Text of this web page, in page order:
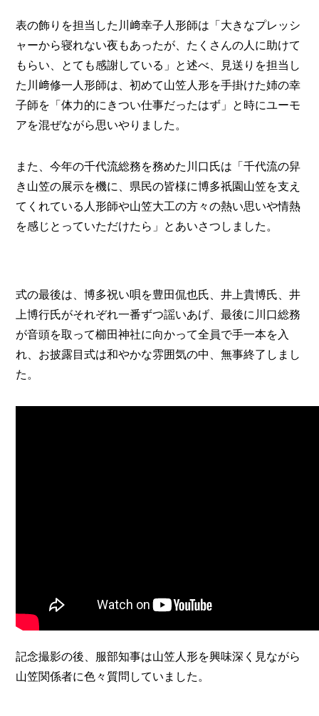
表の飾りを担当した川﨑幸子人形師は「大きなプレッシ
ャーから寝れない夜もあったが、たくさんの人に助けて
もらい、とても感謝している」と述べ、見送りを担当し
た川﨑修一人形師は、初めて山笠人形を手掛けた姉の幸
子師を「体力的にきつい仕事だったはず」と時にユーモ
アを混ぜながら思いやりました。
また、今年の千代流総務を務めた川口氏は「千代流の舁
き山笠の展示を機に、県民の皆様に博多祇園山笠を支え
てくれている人形師や山笠大工の方々の熱い思いや情熱
を感じとっていただけたら」とあいさつしました。
式の最後は、博多祝い唄を豊田侃也氏、井上貴博氏、井
上博行氏がそれぞれ一番ずつ謡いあげ、最後に川口総務
が音頭を取って櫛田神社に向かって全員で手一本を入
れ、お披露目式は和やかな雰囲気の中、無事終了しまし
た。
記念撮影の後、服部知事は山笠人形を興味深く見ながら
山笠関係者に色々質問していました。